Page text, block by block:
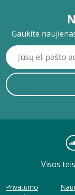
Gaukite
Visos
Privatumo